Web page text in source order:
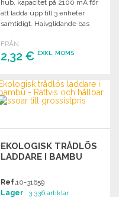
hub, kapacitet på 2100 mA för
att ladda upp till 3 enheter
samtidigt. Halvglidande bas
FRÅN
2,32 €EXKL. MOMS
BESTÄLL
Begär offert
EKOLOGISK TRÅDLÖS
LADDARE I BAMBU
Ref.10-31659
Lager : 3 336 artiklar